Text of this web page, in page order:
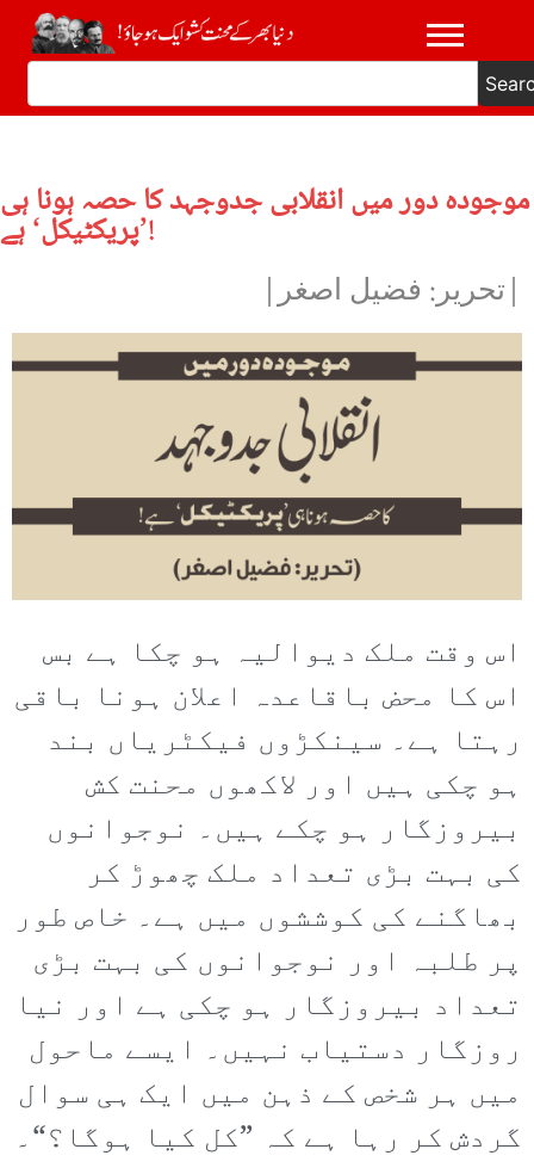
موجودہ دور میں انقلابی جدوجہد کا حصہ ہونا ہی
’پریکٹیکل‘ ہے!
|تحریر: فضیل اصغر|
اس وقت ملک دیوالیہ ہو چکا ہے بس
اس کا محض باقاعدہ اعلان ہونا باقی
رہتا ہے۔ سینکڑوں فیکٹریاں بند
ہو چکی ہیں اور لاکھوں محنت کش
بیروزگار ہو چکے ہیں۔ نوجوانوں
کی بہت بڑی تعداد ملک چھوڑ کر
بھاگنے کی کوششوں میں ہے۔ خاص طور
پر طلبہ اور نوجوانوں کی بہت بڑی
تعداد بیروزگار ہو چکی ہے اور نیا
روزگار دستیاب نہیں۔ ایسے ماحول
میں ہر شخص کے ذہن میں ایک ہی سوال
گردش کر رہا ہے کہ ”کل کیا ہوگا؟“۔